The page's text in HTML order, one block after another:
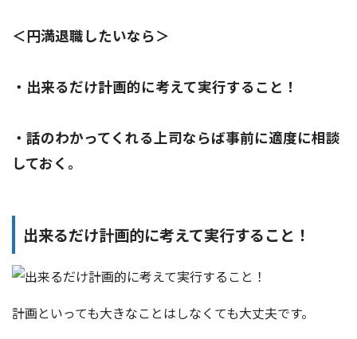
＜円満退職したいなら＞
・出来るだけ計画的に考えて実行すること！
・話のわかってくれる上司ならば事前に適度に相談
しておく。
出来るだけ計画的に考えて実行すること！
計画といっても大きなことはしなくても大丈夫です。